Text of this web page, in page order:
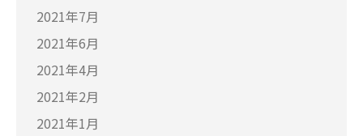
2021年7月
2021年6月
2021年4月
2021年2月
2021年1月